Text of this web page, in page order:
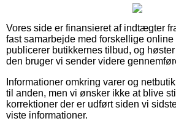
Vores side er finansieret af indtægter
fast samarbejde med forskellige online
publicerer butikkernes tilbud, og
den bruger vi sender videre
Informationer omkring varer og
til anden, men vi ønsker ikke at blive
korrektioner der er udført siden vi
viste informationer.